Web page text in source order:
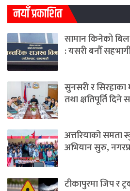
नयाँ प्रकाशित
सामान किनेको बिल
: यसरी बनौँ
सुनसरी र सिरहाका
तथा क्षतिपूर्ति
अत्तरियाको समता
अभियान सुरु,
टीकापुरमा जिप र